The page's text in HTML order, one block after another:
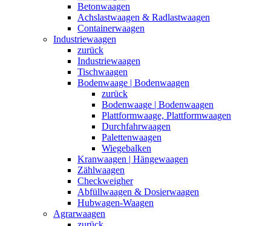
Betonwaagen
Achslastwaagen & Radlastwaagen
Containerwaagen
Industriewaagen
zurück
Industriewaagen
Tischwaagen
Bodenwaage | Bodenwaagen
zurück
Bodenwaage | Bodenwaagen
Plattformwaage, Plattformwaagen
Durchfahrwaagen
Palettenwaagen
Wiegebalken
Kranwaagen | Hängewaagen
Zählwaagen
Checkweigher
Abfüllwaagen & Dosierwaagen
Hubwagen-Waagen
Agrarwaagen